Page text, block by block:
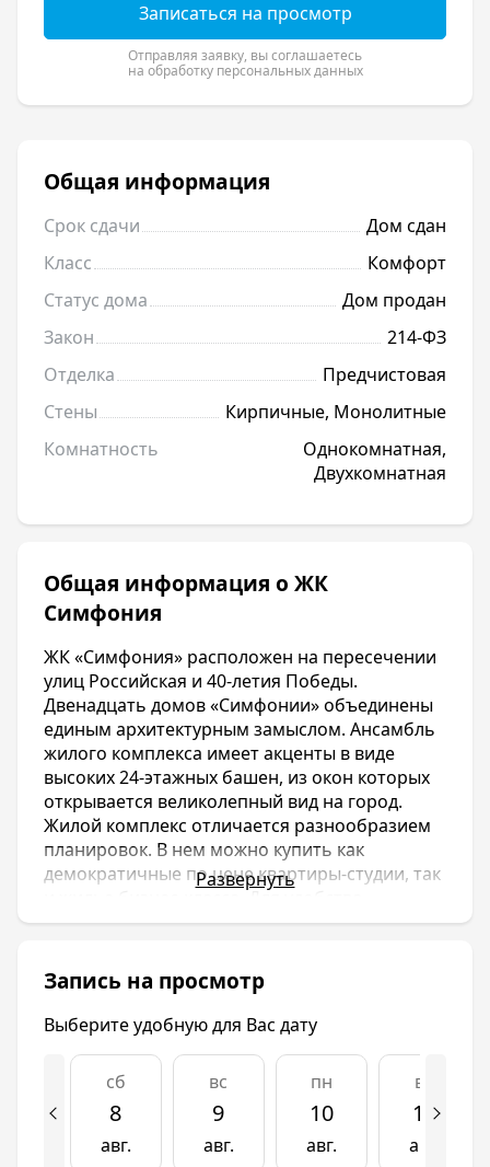
Записаться на просмотр
Отправляя заявку, вы соглашаетесь
на обработку персональных данных
Общая информация
Срок сдачи
Дом сдан
Класс
Комфорт
Статус дома
Дом продан
Закон
214-ФЗ
Отделка
Предчистовая
Стены
Кирпичные, Монолитные
Комнатность
Однокомнатная,
Двухкомнатная
Общая информация о ЖК
Симфония
ЖК «Симфония» расположен на пересечении
улиц Российская и 40-летия Победы.
Двенадцать домов «Симфонии» объединены
единым архитектурным замыслом. Ансамбль
жилого комплекса имеет акценты в виде
высоких 24-этажных башен, из окон которых
открывается великолепный вид на город.
Жилой комплекс отличается разнообразием
планировок. В нем можно купить как
демократичные по цене квартиры-студии, так
и жилье бизнес-класса. Для удобства
потенциальных клиентов рядом с жилым
корпорации «Девелопмент-Юг». Клиенты не
только могут получить консультацию, но и
сразу побывать в выбранной квартире в
сопровождении сотрудника отдела продаж.
ЖК «Симфония» расположен на пересечении
улиц Российская и 40-летия Победы.
единым архитектурным замыслом. Ансамбль
Развернуть
Запись на просмотр
Выберите удобную для Вас дату
сб
8
авг.
вс
9
авг.
пн
10
авг.
вт
11
авг.